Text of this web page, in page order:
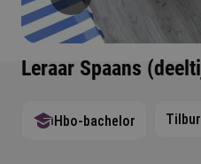
Leraar Spaans
Hbo-bachelor